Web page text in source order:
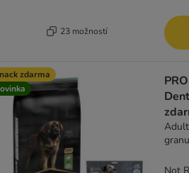
23 možností
zdarma